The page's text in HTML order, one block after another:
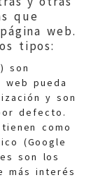
que
web.
tipos:
son
pueda
y son
defecto.
como
(Google
son los
más interés